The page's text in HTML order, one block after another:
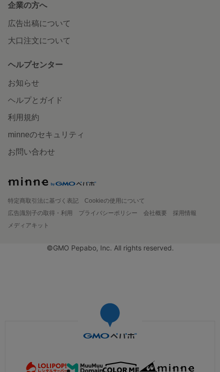
企業の方へ
広告出稿について
大口注文について
ヘルプセンター
お知らせ
ヘルプとガイド
利用規約
minneのセキュリティ
お問い合わせ
特定商取引法に基づく表記
Cookieの使用について
広告識別子の取得・利用
プライバシーポリシー 会社概要
採用情報
メディアキット
©GMO Pepabo, Inc. All rights reserved.